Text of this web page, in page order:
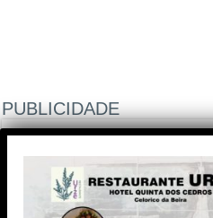
PUBLICIDADE
PUBLICIDADE